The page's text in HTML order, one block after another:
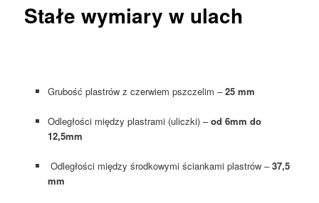
Stałe wymiary w ulach
Grubość plastrów z czerwiem pszczelim –25 mm
Odległości między plastrami (uliczki) –od 6mm do
12,5mm
Odległości między środkowymi ściankami plastrów –37,5
mm